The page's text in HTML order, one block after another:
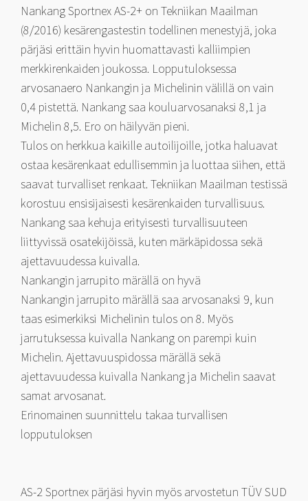
Nankang Sportnex AS-2+ on Tekniikan Maailman
(8/2016) kesärengastestin todellinen menestyjä, joka
pärjäsi erittäin hyvin huomattavasti kalliimpien
merkkirenkaiden joukossa. Lopputuloksessa
arvosanaero Nankangin ja Michelinin välillä on vain
0,4 pistettä. Nankang saa kouluarvosanaksi 8,1 ja
Michelin 8,5. Ero on häilyvän pieni.
Tulos on herkkua kaikille autoilijoille, jotka haluavat
ostaa kesärenkaat edullisemmin ja luottaa siihen, että
saavat turvalliset renkaat. Tekniikan Maailman testissä
korostuu ensisijaisesti kesärenkaiden turvallisuus.
Nankang saa kehuja erityisesti turvallisuuteen
liittyvissä osatekijöissä, kuten märkäpidossa sekä
ajettavuudessa kuivalla.
Nankangin jarrupito märällä on hyvä
Nankangin jarrupito märällä saa arvosanaksi 9, kun
taas esimerkiksi Michelinin tulos on 8. Myös
jarrutuksessa kuivalla Nankang on parempi kuin
Michelin. Ajettavuuspidossa märällä sekä
ajettavuudessa kuivalla Nankang ja Michelin saavat
samat arvosanat.
Erinomainen suunnittelu takaa turvallisen
lopputuloksen
AS-2 Sportnex pärjäsi hyvin myös arvostetun TÜV SUD